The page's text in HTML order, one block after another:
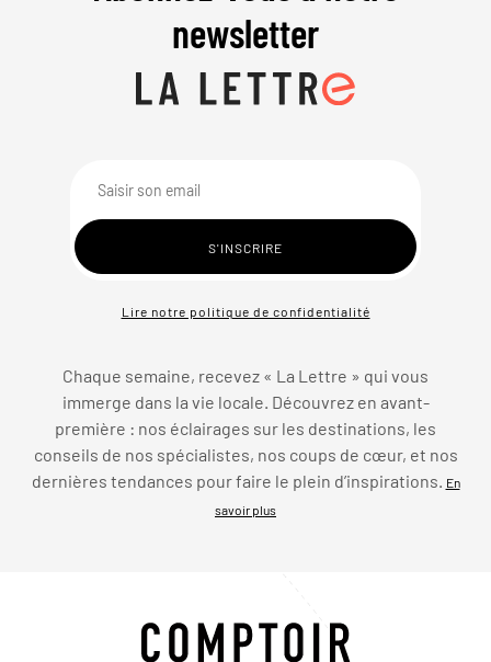
newsletter
Lire notre politique de confidentialité
Chaque semaine, recevez « La Lettre » qui vous
immerge dans la vie locale. Découvrez en avant-
première : nos éclairages sur les destinations, les
conseils de nos spécialistes, nos coups de cœur, et nos
dernières tendances pour faire le plein d’inspirations. En
savoir plus